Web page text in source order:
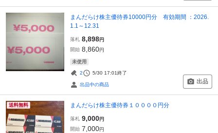
まんだらけ株主優待券10000円分 有効期間 ：2026.
1.1～12.31
落札 8,898円
開始 8,860円
未使用
2 5/30 17:01終了
出品中の商品 出品
送料無料 まんだらけ株主優待券１００００円分
落札 9,000円
開始 7,000円